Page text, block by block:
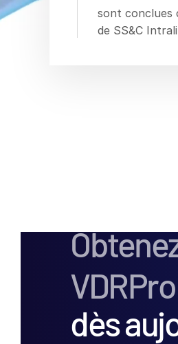
sont conclues
de SS&C
VDRPro
dès